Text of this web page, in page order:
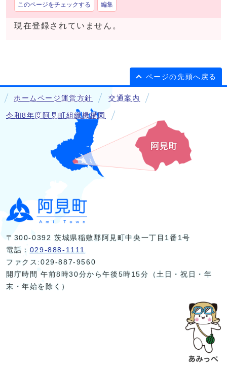
このページをチェックする 編集
現在登録されていません。
ページの先頭へ戻る
ホームページ運営方針 交通案内
令和8年度阿見町組織機構図
〒300-0392 茨城県稲敷郡阿見町中央一丁目1番1号
電話： 029-888-1111
ファクス:029-887-9560
開庁時間 午前8時30分から午後5時15分（土日・祝日・年
末・年始を除く）